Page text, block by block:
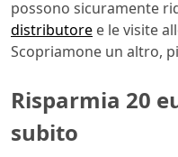
possono sicuramente
distributore e le visite
Scopriamone un altro,
Risparmia 20
subito